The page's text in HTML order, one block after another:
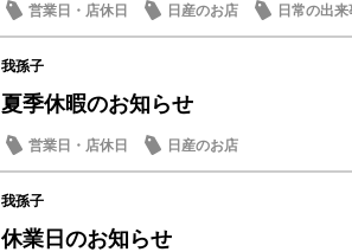
営業日・店休日 日産のお店 日常の出来
我孫子
夏季休暇のお知らせ
営業日・店休日 日産のお店
我孫子
休業日のお知らせ